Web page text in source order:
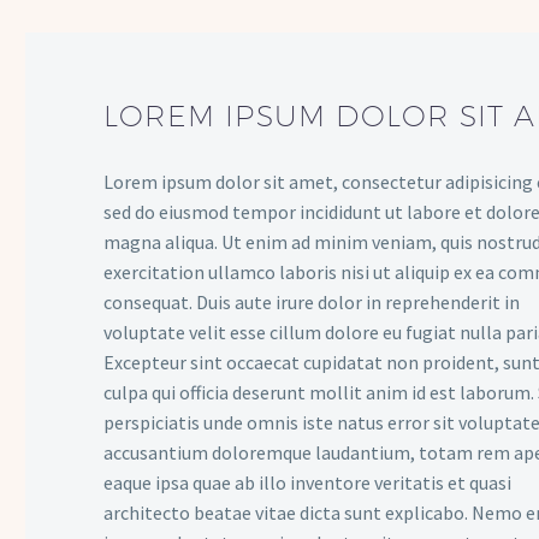
LOREM IPSUM DOLOR SIT
Lorem ipsum dolor sit amet, consectetur adipisicing
sed do eiusmod tempor incididunt ut labore et dolore
magna aliqua. Ut enim ad minim veniam, quis nostrud
exercitation ullamco laboris nisi ut aliquip ex ea
consequat. Duis aute irure dolor in reprehenderit in
voluptate velit esse cillum dolore eu fugiat nulla
Excepteur sint occaecat cupidatat non proident,
culpa qui officia deserunt mollit anim id est laborum.
perspiciatis unde omnis iste natus error sit
accusantium doloremque laudantium, totam rem
eaque ipsa quae ab illo inventore veritatis et quasi
architecto beatae vitae dicta sunt explicabo. Nemo